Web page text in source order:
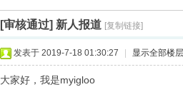
›[审核通过] 新人报道 [复制链接]
发表于 2019-7-18 01:30:27 显示全部楼层
大家好，我是myigloo